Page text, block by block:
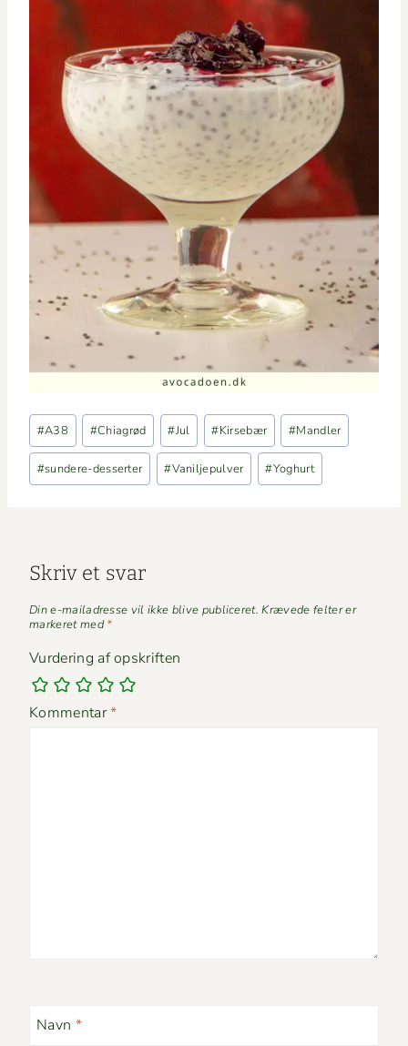
Indlæg-
tags:
#A38 #Chiagrød #Jul #Kirsebær #Mandler
#sundere-desserter #Vaniljepulver #Yoghurt
Skriv et svar
Din e-mailadresse vil ikke blive publiceret. Krævede felter er
markeret med*
Vurdering af opskriften
Kommentar*
Navn *